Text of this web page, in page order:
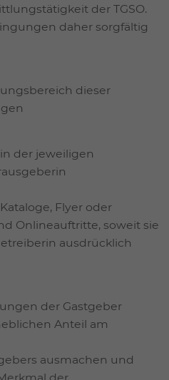
der TGSO.
daher sorgfältig
dieser
der jeweiligen
Flyer oder
Onlineauftritte, soweit sie
ausdrücklich
der Gastgeber
Anteil am
ausmachen und